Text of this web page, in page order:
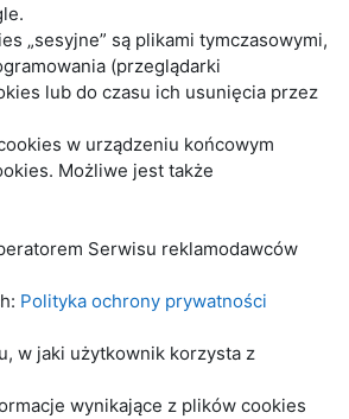
„sesyjne” są plikami tymczasowymi,
(przeglądarki
lub do czasu ich usunięcia przez
w urządzeniu końcowym
Możliwe jest także
Serwisu reklamodawców
Polityka ochrony prywatności
w jaki użytkownik korzysta z
wynikające z plików cookies